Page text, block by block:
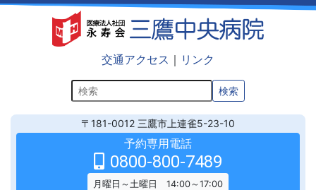
交通アクセス ｜ リンク
検索
〒181-0012 三鷹市上連雀5-23-10
予約専用電話
0800-800-7489
月曜日～土曜日 14:00～17:00